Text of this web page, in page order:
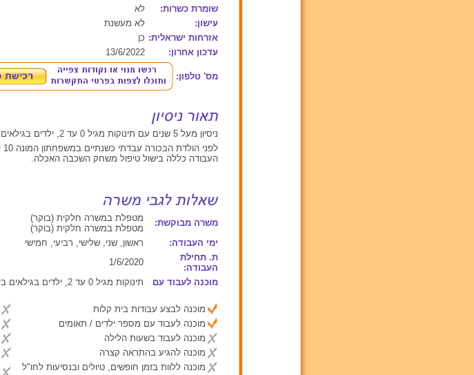
שומרת כשרות:
לא
עישון:
לא מעשנת
אזרחות ישראלית: כן
עדכון אחרון:
13/6/2022
מס' טלפון:
ניסיון מעל 5 שנים עם תינוקות מגיל 0 עד 2, ילדים בגילאים בין 2 ל 6
לפני הולדת הבכורה עבדתי כשנתיים במשפחתון המונה 10 ילדים בגילאי 3 חודשים עד גיל 3.
העבודה כללה בישול טיפול משחק השכבה האכלה.
משרה מבוקשת:
מטפלת במשרה חלקית (בוקר)
מטפלת במשרה חלקית (בוקר)
ימי העבודה:
ראשון, שני, שלישי, רביעי, חמישי
ת. תחילת
העבודה:
1/6/2020
מוכנה לעבוד עם
תינוקות מגיל 0 עד 2, ילדים בגילאים בין 2 ל 6
מוכנה לבצע עבודות בית קלות
מוכנה לעבוד עם מספר ילדים / תאומים
מוכנה לעבוד בשעות הלילה
מוכנה להגיע בהתראה קצרה
מוכנה ללוות בזמן חופשים, טיולים ובנסיעות לחו"ל